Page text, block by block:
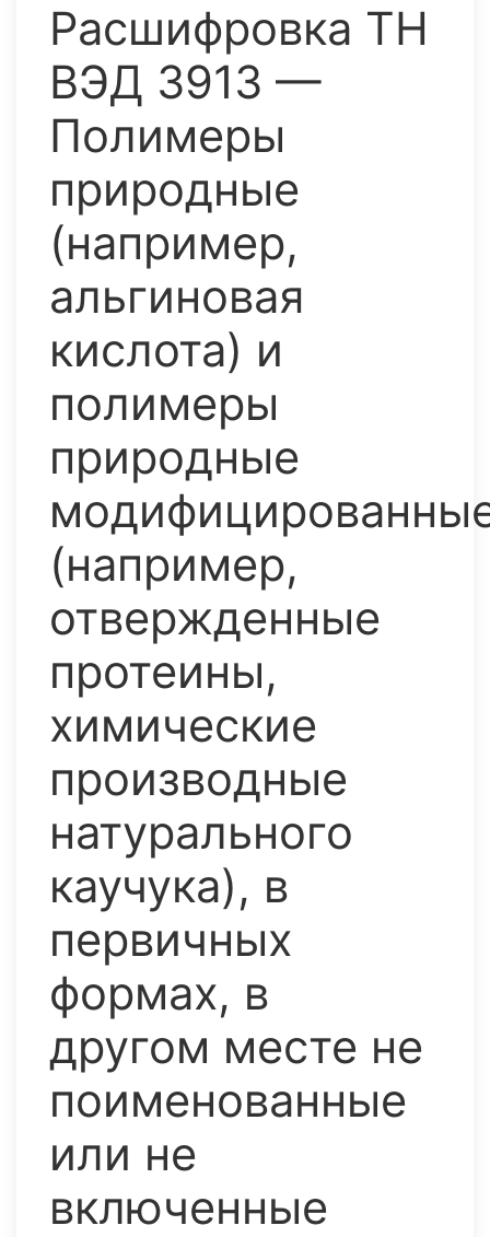
Расшифровка ТН
ВЭД 3913 —
Полимеры
природные
(например,
альгиновая
кислота) и
полимеры
природные
(например,
отвержденные
протеины,
химические
производные
натурального
каучука), в
первичных
формах, в
другом месте не
поименованные
или не
включенные